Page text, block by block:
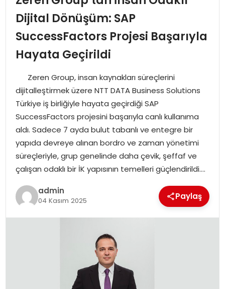
SPOR
MAGAZIN
SPOR
EĞITIM
OTOMOBIL
TEKNOLOJI
EKONOMI
Dijital Dönüşüm: SAP
SuccessFactors Projesi Başarıyla
Hayata Geçirildi
Zeren Group, insan kaynakları süreçlerini
dijitalleştirmek üzere NTT DATA Business Solutions
Türkiye iş birliğiyle hayata geçirdiği SAP
SuccessFactors projesini başarıyla canlı kullanıma
aldı. Sadece 7 ayda bulut tabanlı ve entegre bir
yapıda devreye alınan bordro ve zaman yönetimi
süreçleriyle, grup genelinde daha çevik, şeffaf ve
çalışan odaklı bir İK yapısının temelleri güçlendirildi….
admin
04 Kasım 2025 Paylaş